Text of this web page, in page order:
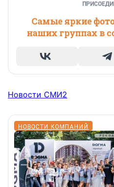
Самые яркие
наших группах в
Новости СМИ2
НОВОСТИ КОМПАНИЙ